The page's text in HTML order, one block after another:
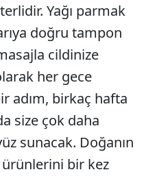
Yağı parmak
doğru tampon
cildinize
her gece
adım, birkaç hafta
size çok daha
sunacak. Doğanın
bir kez